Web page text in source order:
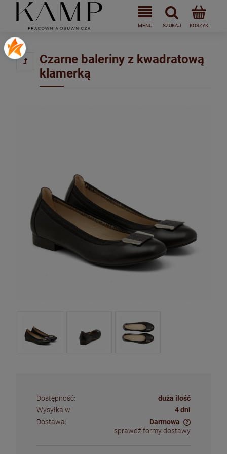
Czarne baleriny z kwadratową
klamerką
Dostępność:
duża ilość
Wysyłka w:
4 dni
Dostawa:
Darmowa
Cena nie zawiera ewentualnych kosztów płatności
sprawdź formy dostawy